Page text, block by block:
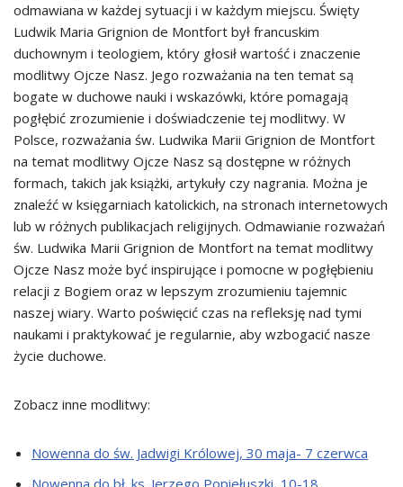
odmawiana w każdej sytuacji i w każdym miejscu. Święty
Ludwik Maria Grignion de Montfort był francuskim
duchownym i teologiem, który głosił wartość i znaczenie
modlitwy Ojcze Nasz. Jego rozważania na ten temat są
bogate w duchowe nauki i wskazówki, które pomagają
pogłębić zrozumienie i doświadczenie tej modlitwy. W
Polsce, rozważania św. Ludwika Marii Grignion de Montfort
na temat modlitwy Ojcze Nasz są dostępne w różnych
formach, takich jak książki, artykuły czy nagrania. Można je
znaleźć w księgarniach katolickich, na stronach internetowych
lub w różnych publikacjach religijnych. Odmawianie rozważań
św. Ludwika Marii Grignion de Montfort na temat modlitwy
Ojcze Nasz może być inspirujące i pomocne w pogłębieniu
relacji z Bogiem oraz w lepszym zrozumieniu tajemnic
naszej wiary. Warto poświęcić czas na refleksję nad tymi
naukami i praktykować je regularnie, aby wzbogacić nasze
życie duchowe.
Zobacz inne modlitwy:
Nowenna do św. Jadwigi Królowej, 30 maja- 7 czerwca
Nowenna do bł. ks. Jerzego Popiełuszki, 10-18